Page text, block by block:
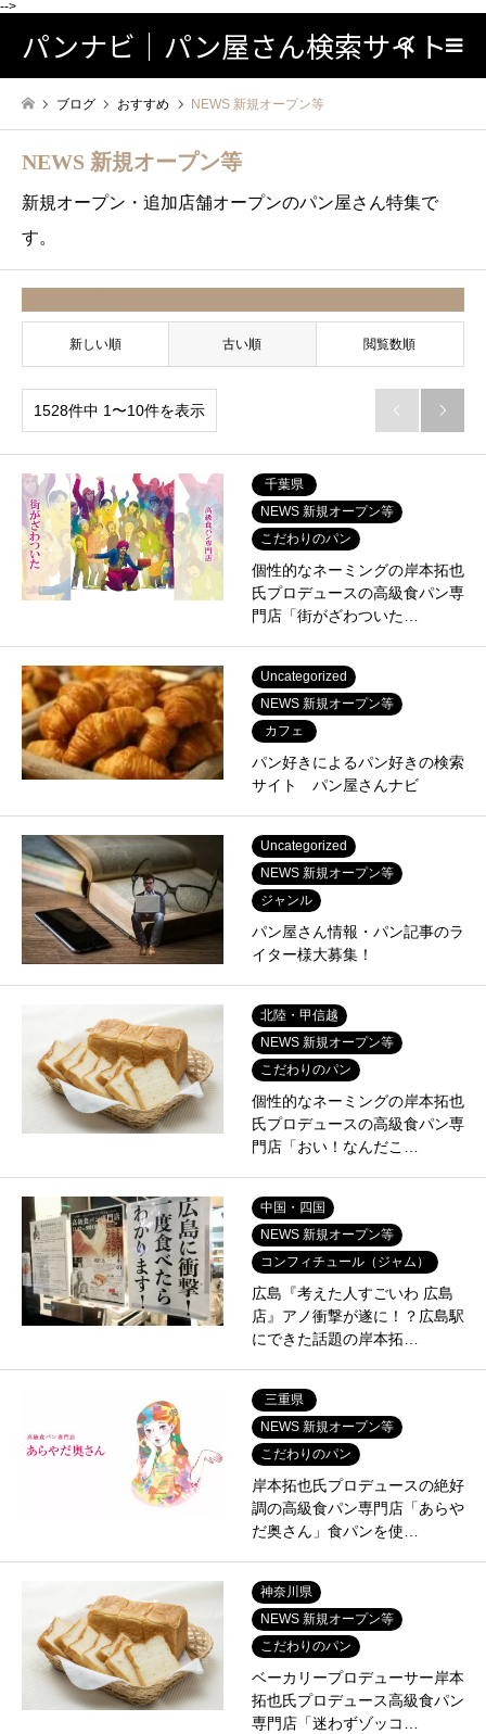
-->
パンナビ｜パン屋さん検索サイト検索
ブログ おすすめ NEWS 新規オープン等
NEWS 新規オープン等
新規オープン・追加店舗オープンのパン屋さん特集で
す。
新しい順 古い順 閲覧数順
1528件中 1〜10件を表示  
千葉県
NEWS 新規オープン等
こだわりのパン
個性的なネーミングの岸本拓也
氏プロデュースの高級食パン専
門店「街がざわついた…
Uncategorized
NEWS 新規オープン等
カフェ
パン好きによるパン好きの検索
サイト パン屋さんナビ
Uncategorized
NEWS 新規オープン等
ジャンル
パン屋さん情報・パン記事のラ
イター様大募集！
北陸・甲信越
NEWS 新規オープン等
こだわりのパン
個性的なネーミングの岸本拓也
氏プロデュースの高級食パン専
門店「おい！なんだこ…
中国・四国
NEWS 新規オープン等
コンフィチュール（ジャム）
広島『考えた人すごいわ 広島
店』アノ衝撃が遂に！？広島駅
にできた話題の岸本拓…
三重県
NEWS 新規オープン等
こだわりのパン
岸本拓也氏プロデュースの絶好
調の高級食パン専門店「あらや
だ奥さん」食パンを使…
神奈川県
NEWS 新規オープン等
こだわりのパン
ベーカリープロデューサー岸本
拓也氏プロデュース高級食パン
専門店「迷わずゾッコ…